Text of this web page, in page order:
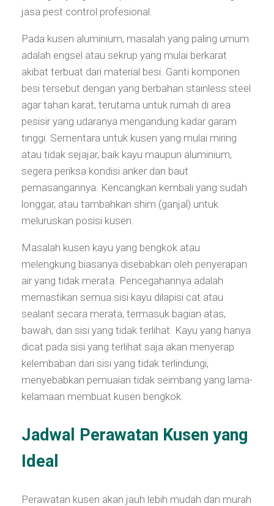
jasa pest control profesional.
Pada kusen aluminium, masalah yang paling umum
adalah engsel atau sekrup yang mulai berkarat
akibat terbuat dari material besi. Ganti komponen
besi tersebut dengan yang berbahan stainless steel
agar tahan karat, terutama untuk rumah di area
pesisir yang udaranya mengandung kadar garam
tinggi. Sementara untuk kusen yang mulai miring
atau tidak sejajar, baik kayu maupun aluminium,
segera periksa kondisi anker dan baut
pemasangannya. Kencangkan kembali yang sudah
longgar, atau tambahkan shim (ganjal) untuk
meluruskan posisi kusen.
Masalah kusen kayu yang bengkok atau
melengkung biasanya disebabkan oleh penyerapan
air yang tidak merata. Pencegahannya adalah
memastikan semua sisi kayu dilapisi cat atau
sealant secara merata, termasuk bagian atas,
bawah, dan sisi yang tidak terlihat. Kayu yang hanya
dicat pada sisi yang terlihat saja akan menyerap
kelembaban dari sisi yang tidak terlindungi,
menyebabkan pemuaian tidak seimbang yang lama-
kelamaan membuat kusen bengkok.
Jadwal Perawatan Kusen yang
Ideal
Perawatan kusen akan jauh lebih mudah dan murah